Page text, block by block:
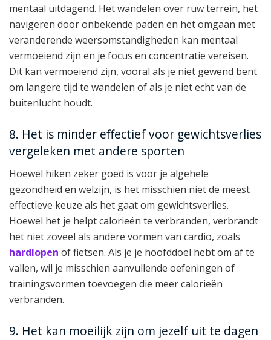
mentaal uitdagend. Het wandelen over ruw terrein, het
navigeren door onbekende paden en het omgaan met
veranderende weersomstandigheden kan mentaal
vermoeiend zijn en je focus en concentratie vereisen.
Dit kan vermoeiend zijn, vooral als je niet gewend bent
om langere tijd te wandelen of als je niet echt van de
buitenlucht houdt.
8. Het is minder effectief voor gewichtsverlies
vergeleken met andere sporten
Hoewel hiken zeker goed is voor je algehele
gezondheid en welzijn, is het misschien niet de meest
effectieve keuze als het gaat om gewichtsverlies.
Hoewel het je helpt calorieën te verbranden, verbrandt
het niet zoveel als andere vormen van cardio, zoals
hardlopen of fietsen. Als je je hoofddoel hebt om af te
vallen, wil je misschien aanvullende oefeningen of
trainingsvormen toevoegen die meer calorieën
verbranden.
9. Het kan moeilijk zijn om jezelf uit te dagen